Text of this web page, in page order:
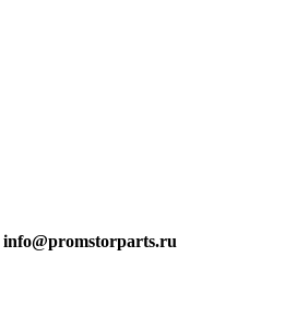
info@promstorparts.ru